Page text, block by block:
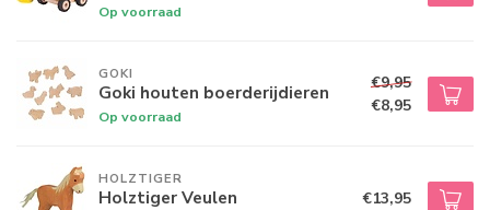
Op voorraad
GOKI
Goki houten boerderijdieren
Op voorraad
€9,95
€8,95
HOLZTIGER
Holztiger Veulen €13,95